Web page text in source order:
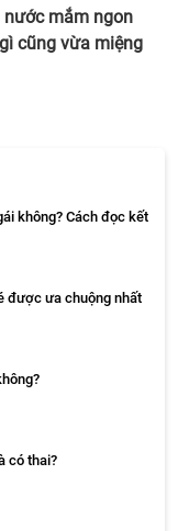
mắm ngon
cũng vừa miệng
không? Cách đọc kết
được ưa chuộng nhất
có thai?